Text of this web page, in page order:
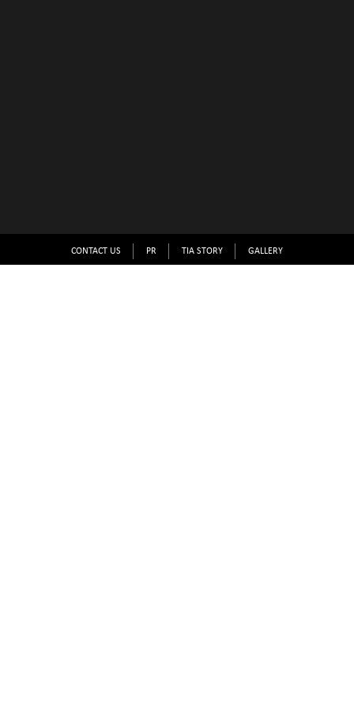
CONTACT US PR TIA STORY GALLERY